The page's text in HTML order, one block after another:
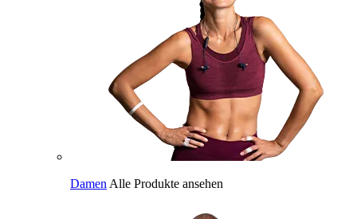
Damen Alle Produkte ansehen